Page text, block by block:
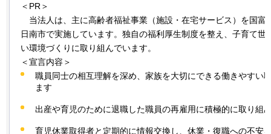
＜PR＞
当法人は、主に高齢者福祉事業（施設・在宅サービス）を国富
日南市で実施しています。独自の福利厚生制度を整え、子育て世
い環境づくりに取り組んでいます。
＜宣言内容＞
職員同士の相互理解を深め、家族を大切にできる働きやすい
ます
出産や育児のために退職した職員の再雇用に積極的に取り組
育児休業取得者と定期的に情報交換し、休業・復職への不安